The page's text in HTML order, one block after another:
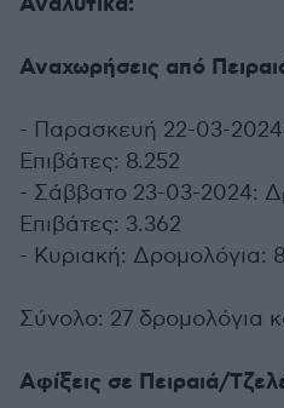
Αναχωρήσεις από
- Παρασκευή 22-03-
Επιβάτες: 8.252
- Σάββατο 23-03-2024:
Επιβάτες: 3.362
- Κυριακή: Δρομολόγια:
Σύνολο: 27 δρομολόγια
Αφίξεις σε Πειραιά/